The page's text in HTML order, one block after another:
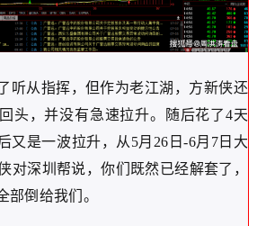
听从指挥，但作为老江湖，方新侠还
头，并没有急速拉升。随后花了4天
又是一波拉升，从5月26日-6月7日大
对深圳帮说，你们既然已经解套了，
部倒给我们。